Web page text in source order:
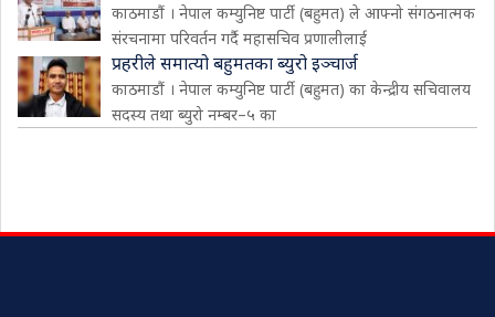
काठमाडौं । नेपाल कम्युनिष्ट पार्टी (बहुमत) ले आफ्नो संगठनात्मक
संरचनामा परिवर्तन गर्दै महासचिव प्रणालीलाई
प्रहरीले समात्यो बहुमतका ब्युरो इञ्चार्ज
काठमाडौं । नेपाल कम्युनिष्ट पार्टी (बहुमत) का केन्द्रीय सचिवालय
सदस्य तथा ब्युरो नम्बर–५ का